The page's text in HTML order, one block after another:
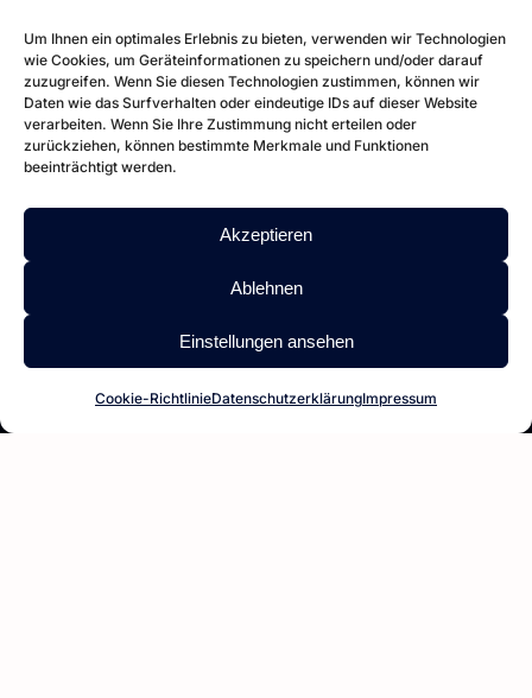
Um Ihnen ein optimales Erlebnis zu bieten, verwenden wir Technologien
wie Cookies, um Geräteinformationen zu speichern und/oder darauf
zuzugreifen. Wenn Sie diesen Technologien zustimmen, können wir
Daten wie das Surfverhalten oder eindeutige IDs auf dieser Website
verarbeiten. Wenn Sie Ihre Zustimmung nicht erteilen oder
zurückziehen, können bestimmte Merkmale und Funktionen
beeinträchtigt werden.
Akzeptieren
Ablehnen
Einstellungen ansehen
Cookie-RichtlinieDatenschutzerklärungImpressum
VOLLMERT
Über uns
Leistungen
Referenzen
FAQ